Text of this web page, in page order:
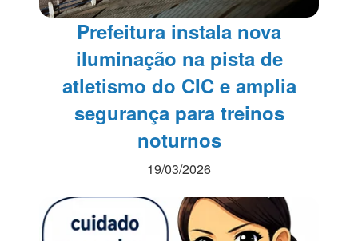
Prefeitura instala nova
iluminação na pista de
atletismo do CIC e amplia
segurança para treinos
noturnos
19/03/2026